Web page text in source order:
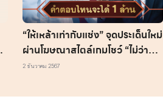
“ให้เหล้าเท่ากับแช่ง” จุดประเด็นใหม่
ผ่านโฆษณาสไตล์เกมโชว์ “ไม่ว่า
งานฉลองไหนๆ ก็ไม่มีใครให้เหล้ากัน
2 ธันวาคม 2567